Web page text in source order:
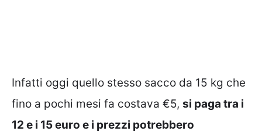
Infatti oggi quello stesso sacco da 15 kg che
fino a pochi mesi fa costava €5, si paga tra i
12 e i 15 euro e i prezzi potrebbero